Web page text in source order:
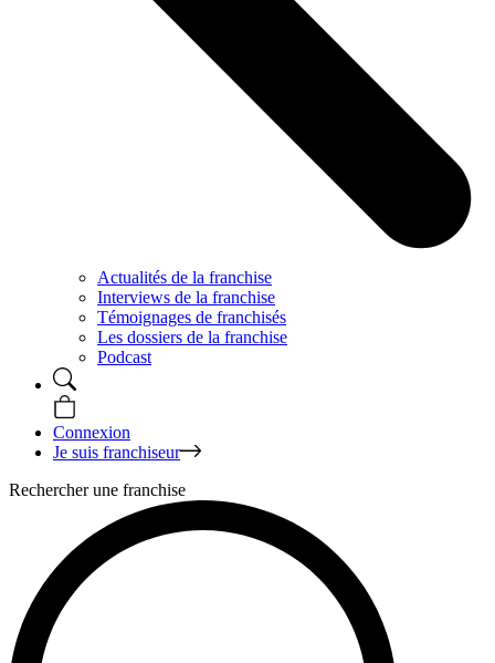
Actualités de la franchise
Interviews de la franchise
Témoignages de franchisés
Les dossiers de la franchise
Podcast
Connexion
Je suis franchiseur
Rechercher une franchise